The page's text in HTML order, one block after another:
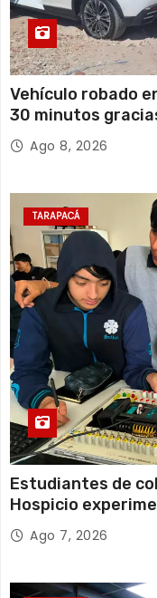
Vehículo robado
30 minutos
Ago 8, 2026
TARAPACÁ
Estudiantes de
Hospicio
día Ago 7, 2026